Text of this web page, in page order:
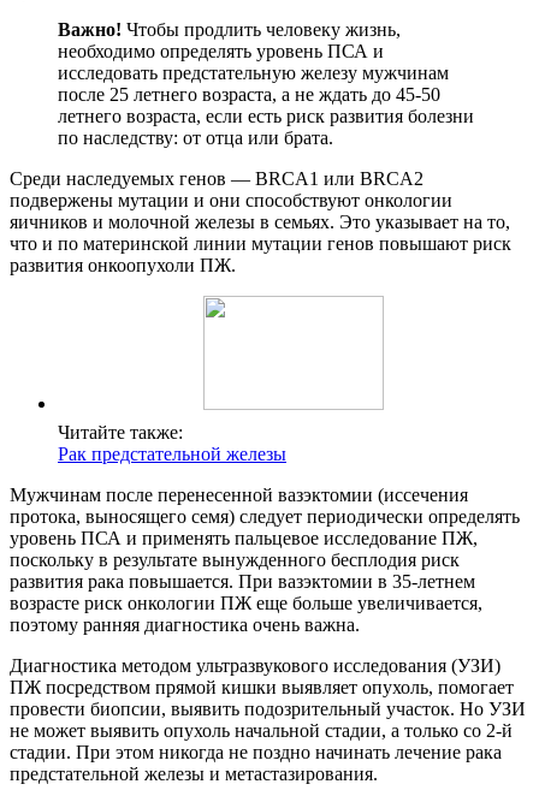
Важно! Чтобы продлить человеку жизнь,
необходимо определять уровень ПСА и
исследовать предстательную железу мужчинам
после 25 летнего возраста, а не ждать до 45-50
летнего возраста, если есть риск развития болезни
по наследству: от отца или брата.
Среди наследуемых генов — BRCA1 или BRCA2
подвержены мутации и они способствуют онкологии
яичников и молочной железы в семьях. Это указывает на то,
что и по материнской линии мутации генов повышают риск
развития онкоопухоли ПЖ.
Читайте также:
Рак предстательной железы
Мужчинам после перенесенной вазэктомии (иссечения
протока, выносящего семя) следует периодически определять
уровень ПСА и применять пальцевое исследование ПЖ,
поскольку в результате вынужденного бесплодия риск
развития рака повышается. При вазэктомии в 35-летнем
возрасте риск онкологии ПЖ еще больше увеличивается,
поэтому ранняя диагностика очень важна.
Диагностика методом ультразвукового исследования (УЗИ)
ПЖ посредством прямой кишки выявляет опухоль, помогает
провести биопсии, выявить подозрительный участок. Но УЗИ
не может выявить опухоль начальной стадии, а только со 2-й
стадии. При этом никогда не поздно начинать лечение рака
предстательной железы и метастазирования.